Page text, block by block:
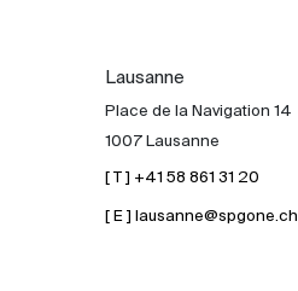
Lausanne
Place de la Navigation 14
1007 Lausanne
[ T ] +41 58 861 31 20
[ E ] lausanne@spgone.ch